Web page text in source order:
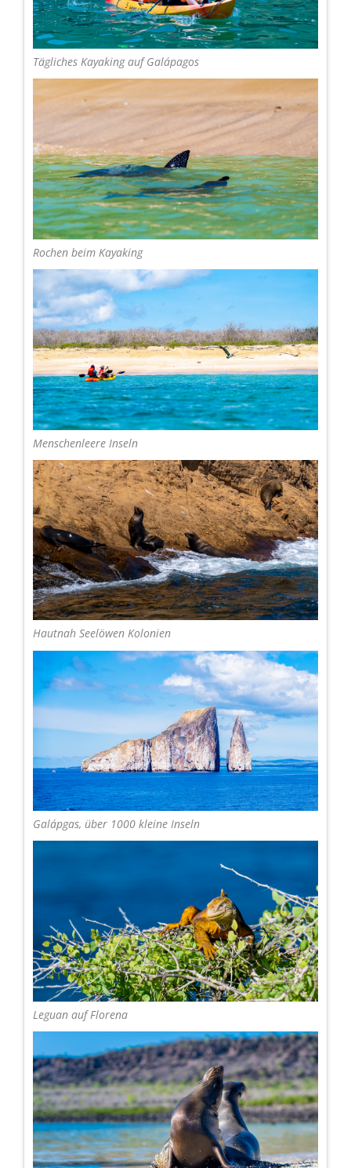
Tägliches Kayaking auf Galápagos
Rochen beim Kayaking
Menschenleere Inseln
Hautnah Seelöwen Kolonien
Galápgas, über 1000 kleine Inseln
Leguan auf Florena